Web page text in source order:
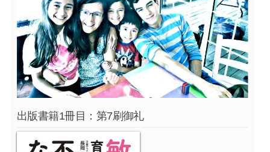
出版書籍1冊目：第7刷御礼